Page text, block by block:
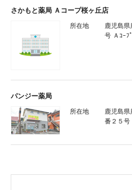
さかもと薬局 Ａコープ桜ヶ丘店
所在地
鹿児島
号 Ａｺｰﾌ
パンジー薬局
所在地
鹿児島
番２５号